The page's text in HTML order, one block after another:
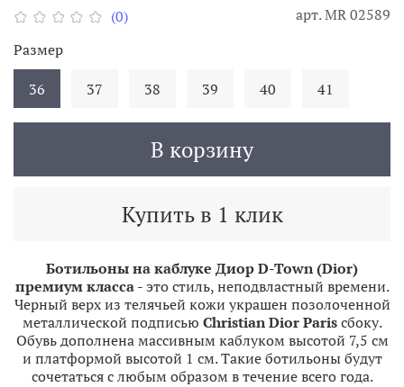
(0) арт.МR 02589
В корзину
Купить в 1 клик
Размер
36
37 38 39 40 41
Ботильоны на каблуке Диор D-Town (Dior)
премиум класса- это стиль, неподвластный времени.
Черный верх из телячьей кожи украшен позолоченной
металлической подписью Christian Dior Parisсбоку.
Обувь дополнена массивным каблуком высотой 7,5 см
и платформой высотой 1 см. Такие ботильоны будут
сочетаться с любым образом в течение всего года.